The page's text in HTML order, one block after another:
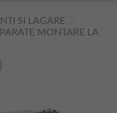
SI LAGARE
MONTARE LA